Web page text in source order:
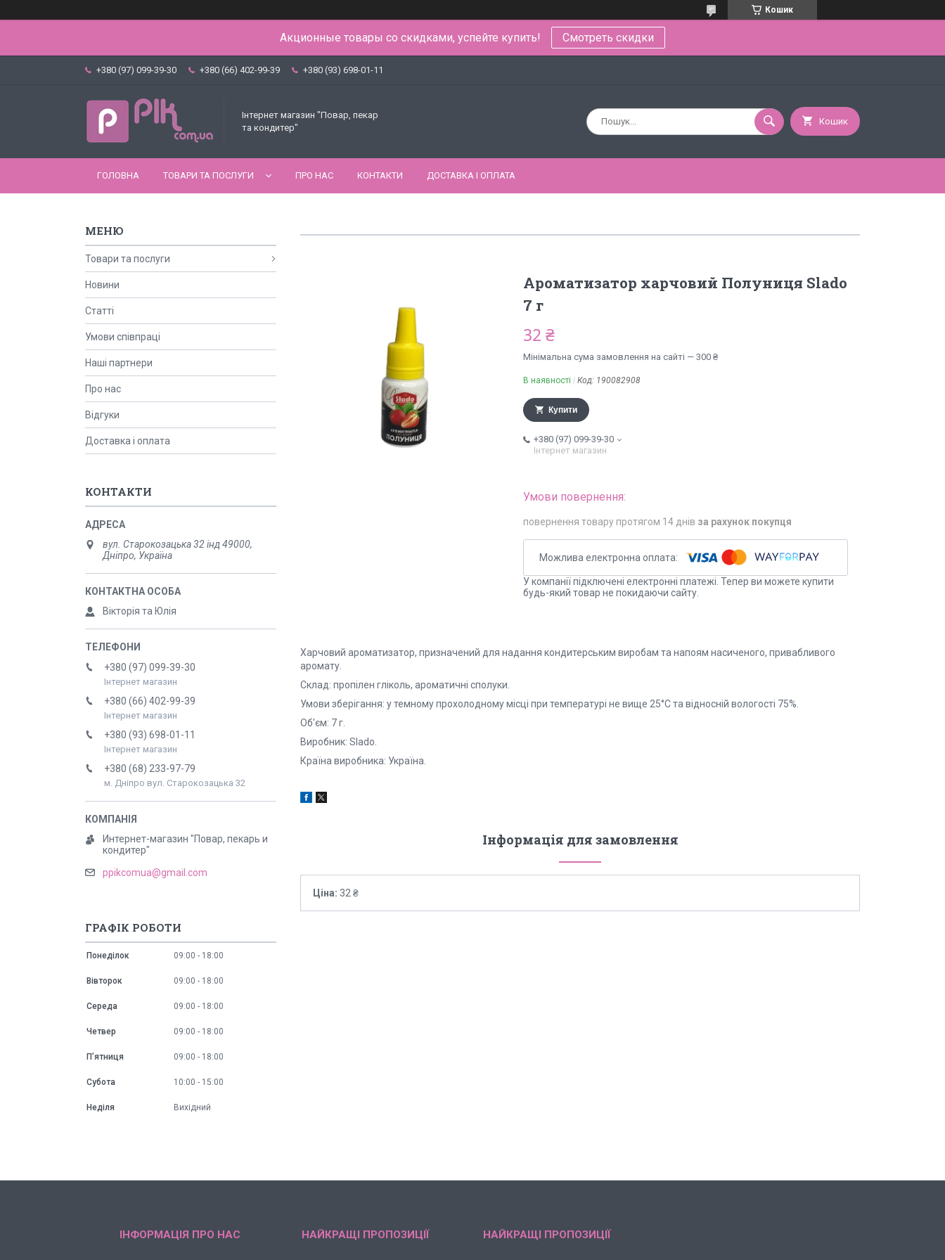
Кошик
Акционные товары со скидками, успейте купить! Смотреть скидки
+380 (97) 099-39-30 +380 (66) 402-99-39 +380 (93) 698-01-11
Інтернет магазин "Повар, пекар
та кондитер"
Кошик
ГОЛОВНА ТОВАРИ ТА ПОСЛУГИ ПРО НАС КОНТАКТИ ДОСТАВКА І ОПЛАТА
Ароматизатор харчовий Полуниця Slado
7 г
32 ₴
Мінімальна сума замовлення на сайті — 300 ₴
В наявності Код: 190082908
Купити
+380 (97) 099-39-30
Інтернет магазин
повернення товару протягом 14 днів за рахунок покупця
У компанії підключені електронні платежі. Тепер ви можете купити
будь-який товар не покидаючи сайту.
Харчовий ароматизатор, призначений для надання кондитерським виробам та напоям насиченого, привабливого
аромату.
Склад: пропілен гліколь, ароматичні сполуки.
Умови зберігання: у темному прохолодному місці при температурі не вище 25°C та відносній вологості 75%.
Об'єм: 7 г.
Виробник: Slado.
Країна виробника: Україна.
Інформація для замовлення
Ціна: 32 ₴
Товари та послуги
Новини
Статті
Умови співпраці
Наші партнери
Про нас
Відгуки
Доставка і оплата
КОНТАКТИ
вул. Старокозацька 32 інд 49000,
Дніпро, Україна
Вікторія та Юлія
+380 (97) 099-39-30
Інтернет магазин
+380 (66) 402-99-39
Інтернет магазин
+380 (93) 698-01-11
Інтернет магазин
+380 (68) 233-97-79
м. Дніпро вул. Старокозацька 32
Интернет-магазин "Повар, пекарь и
кондитер"
ppikcomua@gmail.com
ГРАФІК РОБОТИ
Понеділок 09:00 18:00
Вівторок 09:00 18:00
Середа 09:00 18:00
Четвер 09:00 18:00
Пʼятниця 09:00 18:00
Субота 10:00 15:00
Неділя Вихідний
ІНФОРМАЦІЯ ПРО НАС НАЙКРАЩІ ПРОПОЗИЦІЇ НАЙКРАЩІ ПРОПОЗИЦІЇ